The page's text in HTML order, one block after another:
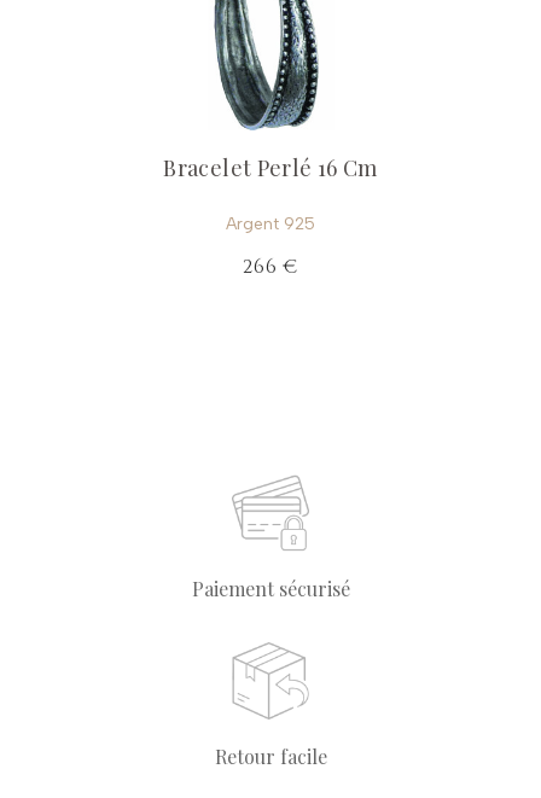
Bracelet Perlé 16 Cm
Argent 925
266 €
Paiement sécurisé
Retour facile